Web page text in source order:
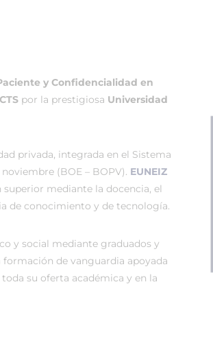
y Confidencialidad en
por la prestigiosa Universidad
privada, integrada en el Sistema
(BOE – BOPV). EUNEIZ
mediante la docencia, el
de conocimiento y de tecnología.
y social mediante graduados y
formación de vanguardia apoyada
su oferta académica y en la